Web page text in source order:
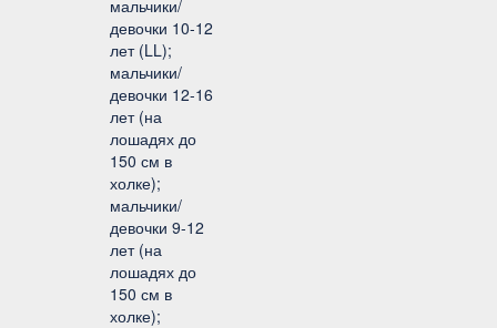
мальчики/
девочки 10-12
лет (LL);
мальчики/
девочки 12-16
лет (на
лошадях до
150 см в
холке);
мальчики/
девочки 9-12
лет (на
лошадях до
150 см в
холке);